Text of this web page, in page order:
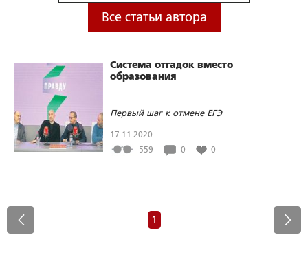
Все статьи автора
Система отгадок вместо
образования
Первый шаг к отмене ЕГЭ
17.11.2020
559
0 0
1